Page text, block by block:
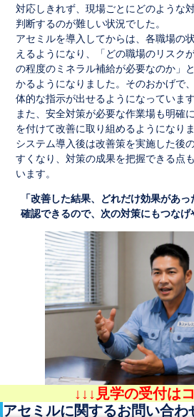
対応しきれず、現場ごとにどのような
判断するのが難しい状況でした。
アセミルを導入してからは、各職場の
えるようになり、「どの職場のリスク
の程度のミネラル補給が必要なのか」
かるようになりました。そのおかげで
体的な指示が出せるようになっています
また、安全対策が必要な作業場も明確
を付けて改善に取り組めるようになり
システム導入後は改善策を実施した後
すくなり、対策の成果を把握できる点
います。
「改善した結果、どれだけ効果があ
確認できるので、次の対策にもつなげ
↓↓↓見学の受付は
アセミルに関するお問い合わ